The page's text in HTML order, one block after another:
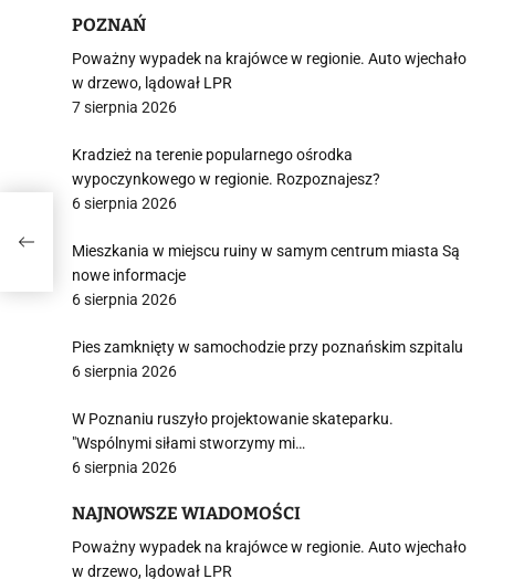
POZNAŃ
Poważny wypadek na krajówce w regionie. Auto wjechało
w drzewo, lądował LPR
7 sierpnia 2026
Kradzież na terenie popularnego ośrodka
wypoczynkowego w regionie. Rozpoznajesz?
6 sierpnia 2026
Mieszkania w miejscu ruiny w samym centrum miasta Są
nowe informacje
6 sierpnia 2026
Pies zamknięty w samochodzie przy poznańskim szpitalu
6 sierpnia 2026
W Poznaniu ruszyło projektowanie skateparku.
"Wspólnymi siłami stworzymy mi…
6 sierpnia 2026
NAJNOWSZE WIADOMOŚCI
Poważny wypadek na krajówce w regionie. Auto wjechało
w drzewo, lądował LPR